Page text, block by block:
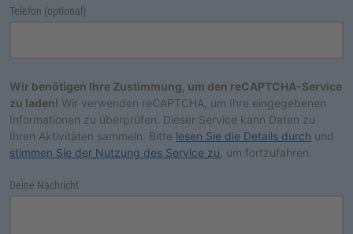
Telefon (optional)
Wir benötigen Ihre Zustimmung, um den reCAPTCHA-Service
zu laden! Wir verwenden reCAPTCHA, um Ihre eingegebenen
Informationen zu überprüfen. Dieser Service kann Daten zu
Ihren Aktivitäten sammeln. Bitte lesen Sie die Details durch und
stimmen Sie der Nutzung des Service zu , um fortzufahren.
Deine Nachricht